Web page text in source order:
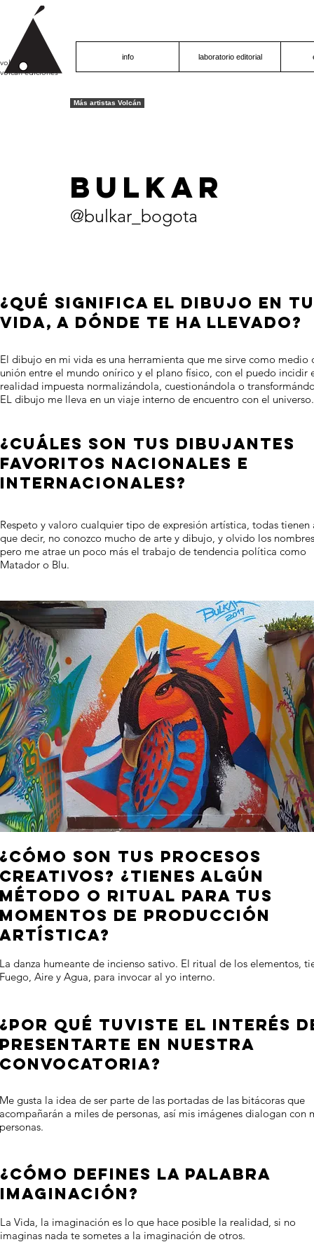
info laboratorio editorial
Más artistas Volcán
BULKAR
@bulkar_bogota
¿QUÉ SIGNIFICA EL DIBUJO EN TU
VIDA, A DÓNDE TE HA LLEVADO?
El dibujo en mi vida es una herramienta que me sirve como medio
unión entre el mundo onírico y el plano físico, con el puedo incidir
realidad impuesta normalizándola, cuestionándola o
EL dibujo me lleva en un viaje interno de encuentro con el
¿CUÁLES SON TUS DIBUJANTES
FAVORITOS NACIONALES E
INTERNACIONALES?
Respeto y valoro cualquier tipo de expresión artística, todas tienen
que decir, no conozco mucho de arte y dibujo, y olvido los
pero me atrae un poco más el trabajo de tendencia política como
Matador o Blu.
¿CÓMO SON TUS PROCESOS
CREATIVOS? ¿TIENES ALGÚN
MÉTODO O RITUAL PARA TUS
MOMENTOS DE PRODUCCIÓN
ARTÍSTICA?
La danza humeante de incienso sativo. El ritual de los elementos,
Fuego, Aire y Agua, para invocar al yo interno.
¿POR QUÉ TUVISTE EL INTERÉS
PRESENTARTE EN NUESTRA
CONVOCATORIA?
Me gusta la idea de ser parte de las portadas de las bitácoras que
acompañarán a miles de personas, así mis imágenes dialogan con
personas.
¿CÓMO DEFINES LA PALABRA
IMAGINACIÓN?
La Vida, la imaginación es lo que hace posible la realidad, si no
imaginas nada te sometes a la imaginación de otros.
volcán proyecto
volcán ediciones